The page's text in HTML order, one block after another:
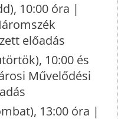
10:00 óra |
előadás
10:00 és
Művelődési
13:00 óra |